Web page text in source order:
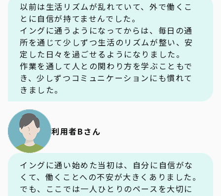
以前は生活リズムが乱れていて、外で働くこ
とに自信が持てませんでした。
イングに通うようになってからは、毎日の通
所を通じて少しずつ生活のリズムが整い、安
定した日々を過ごせるようになりました。
作業を通して人との関わり方を学ぶこともで
き、少しずつコミュニケーションにも慣れて
きました。
利用者Bさん
イングに通い始めた当初は、自分に自信がな
くて、働くことへの不安が大きくありました。
でも、ここでは一人ひとりのペースを大切に